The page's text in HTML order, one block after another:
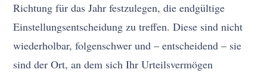
Richtung für das Jahr festzulegen, die endgültige
Einstellungsentscheidung zu treffen. Diese sind nicht
wiederholbar, folgenschwer und – entscheidend – sie
sind der Ort, an dem sich Ihr Urteilsvermögen